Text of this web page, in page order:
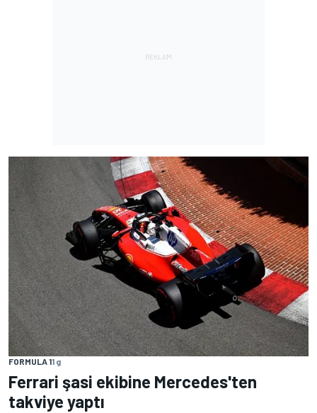
FORMULA 11 g
Ferrari şasi ekibine Mercedes'ten
takviye yaptı